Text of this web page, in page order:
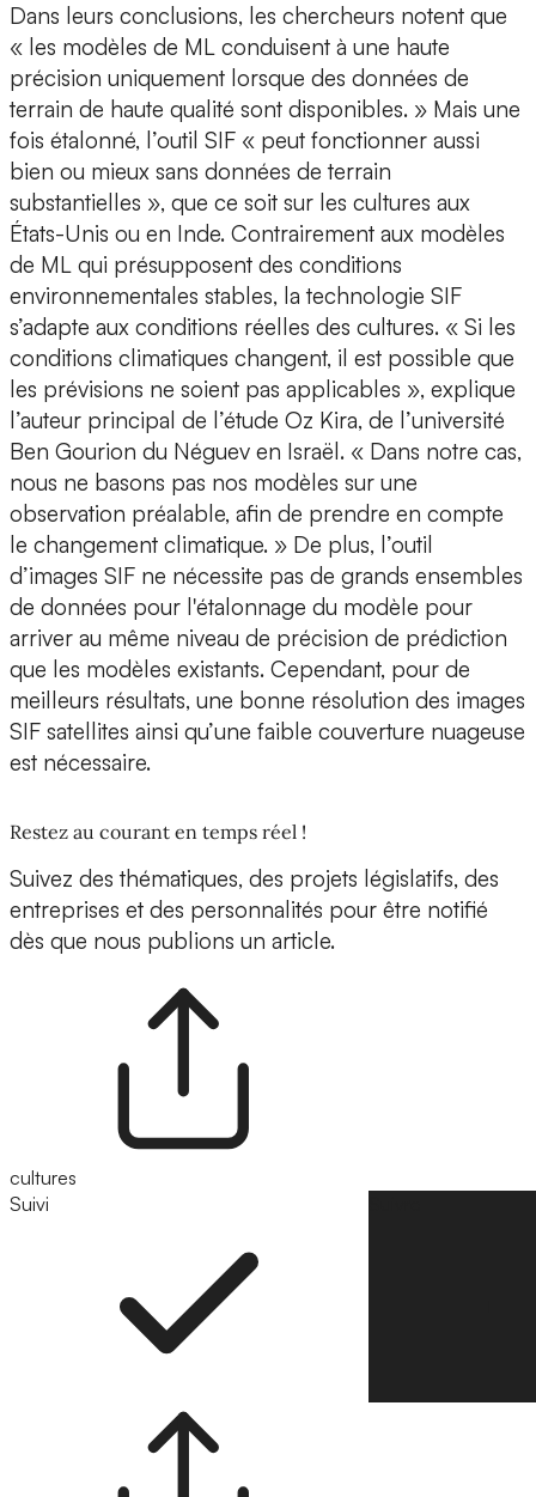
Dans leurs conclusions, les chercheurs notent que
« les modèles de ML conduisent à une haute
précision uniquement lorsque des données de
terrain de haute qualité sont disponibles. » Mais une
fois étalonné, l’outil SIF « peut fonctionner aussi
bien ou mieux sans données de terrain
substantielles », que ce soit sur les cultures aux
États-Unis ou en Inde. Contrairement aux modèles
de ML qui présupposent des conditions
environnementales stables, la technologie SIF
s’adapte aux conditions réelles des cultures. « Si les
conditions climatiques changent, il est possible que
les prévisions ne soient pas applicables », explique
l’auteur principal de l’étude Oz Kira, de l’université
Ben Gourion du Néguev en Israël. « Dans notre cas,
nous ne basons pas nos modèles sur une
observation préalable, afin de prendre en compte
le changement climatique. » De plus, l’outil
d’images SIF ne nécessite pas de grands ensembles
de données pour l'étalonnage du modèle pour
arriver au même niveau de précision de prédiction
que les modèles existants. Cependant, pour de
meilleurs résultats, une bonne résolution des images
SIF satellites ainsi qu’une faible couverture nuageuse
est nécessaire.
Restez au courant en temps réel !
Suivez des thématiques, des projets législatifs, des
entreprises et des personnalités pour être notifié
dès que nous publions un article.
cultures
Suivi